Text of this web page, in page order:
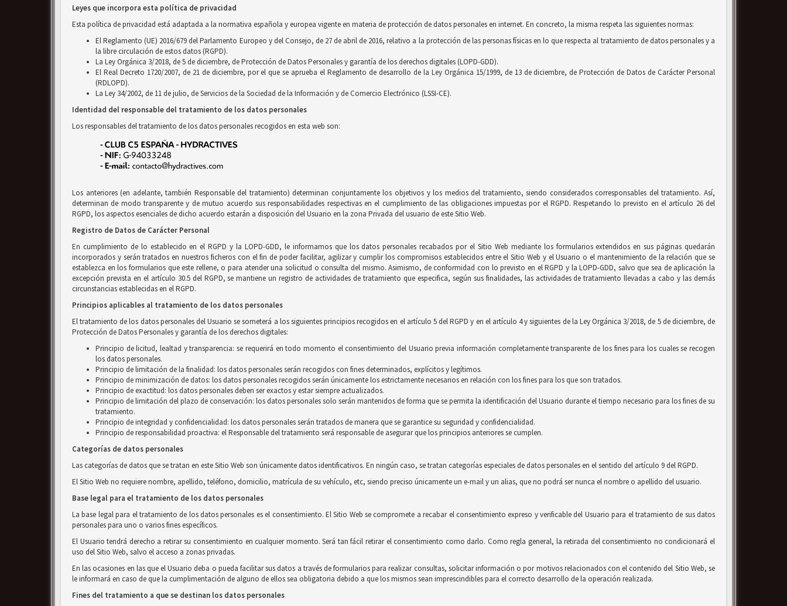
Leyes que incorpora esta política de privacidad
Esta política de privacidad está adaptada a la normativa española y europea vigente en materia de protección de datos personales en internet. En concreto, la misma respeta las siguientes normas:
El Reglamento (UE) 2016/679 del Parlamento Europeo y del Consejo, de 27 de abril de 2016, relativo a la protección de las personas físicas en lo que respecta al tratamiento de datos personales y a
la libre circulación de estos datos (RGPD).
La Ley Orgánica 3/2018, de 5 de diciembre, de Protección de Datos Personales y garantía de los derechos digitales (LOPD-GDD).
El Real Decreto 1720/2007, de 21 de diciembre, por el que se aprueba el Reglamento de desarrollo de la Ley Orgánica 15/1999, de 13 de diciembre, de Protección de Datos de Carácter Personal
(RDLOPD).
La Ley 34/2002, de 11 de julio, de Servicios de la Sociedad de la Información y de Comercio Electrónico (LSSI-CE).
Identidad del responsable del tratamiento de los datos personales
Los responsables del tratamiento de los datos personales recogidos en esta web son:
Los anteriores (en adelante, también Responsable del tratamiento) determinan conjuntamente los objetivos y los medios del tratamiento, siendo considerados corresponsables del tratamiento. Así,
determinan de modo transparente y de mutuo acuerdo sus responsabilidades respectivas en el cumplimiento de las obligaciones impuestas por el RGPD. Respetando lo previsto en el artículo 26 del
RGPD, los aspectos esenciales de dicho acuerdo estarán a disposición del Usuario en la zona Privada del usuario de este Sitio Web.
Registro de Datos de Carácter Personal
En cumplimiento de lo establecido en el RGPD y la LOPD-GDD, le informamos que los datos personales recabados por el Sitio Web mediante los formularios extendidos en sus páginas quedarán
incorporados y serán tratados en nuestros ficheros con el fin de poder facilitar, agilizar y cumplir los compromisos establecidos entre el Sitio Web y el Usuario o el mantenimiento de la relación que se
establezca en los formularios que este rellene, o para atender una solicitud o consulta del mismo. Asimismo, de conformidad con lo previsto en el RGPD y la LOPD-GDD, salvo que sea de aplicación la
excepción prevista en el artículo 30.5 del RGPD, se mantiene un registro de actividades de tratamiento que especifica, según sus finalidades, las actividades de tratamiento llevadas a cabo y las demás
circunstancias establecidas en el RGPD.
Principios aplicables al tratamiento de los datos personales
El tratamiento de los datos personales del Usuario se someterá a los siguientes principios recogidos en el artículo 5 del RGPD y en el artículo 4 y siguientes de la Ley Orgánica 3/2018, de 5 de diciembre, de
Protección de Datos Personales y garantía de los derechos digitales:
Principio de licitud, lealtad y transparencia: se requerirá en todo momento el consentimiento del Usuario previa información completamente transparente de los fines para los cuales se recogen
los datos personales.
Principio de limitación de la finalidad: los datos personales serán recogidos con fines determinados, explícitos y legítimos.
Principio de minimización de datos: los datos personales recogidos serán únicamente los estrictamente necesarios en relación con los fines para los que son tratados.
Principio de exactitud: los datos personales deben ser exactos y estar siempre actualizados.
Principio de limitación del plazo de conservación: los datos personales solo serán mantenidos de forma que se permita la identificación del Usuario durante el tiempo necesario para los fines de su
tratamiento.
Principio de integridad y confidencialidad: los datos personales serán tratados de manera que se garantice su seguridad y confidencialidad.
Principio de responsabilidad proactiva: el Responsable del tratamiento será responsable de asegurar que los principios anteriores se cumplen.
Categorías de datos personales
Las categorías de datos que se tratan en este Sitio Web son únicamente datos identificativos. En ningún caso, se tratan categorías especiales de datos personales en el sentido del artículo 9 del RGPD.
El Sitio Web no requiere nombre, apellido, teléfono, domicilio, matrícula de su vehículo, etc, siendo preciso únicamente un e-mail y un alias, que no podrá ser nunca el nombre o apellido del usuario.
Base legal para el tratamiento de los datos personales
La base legal para el tratamiento de los datos personales es el consentimiento. El Sitio Web se compromete a recabar el consentimiento expreso y verificable del Usuario para el tratamiento de sus datos
personales para uno o varios fines específicos.
El Usuario tendrá derecho a retirar su consentimiento en cualquier momento. Será tan fácil retirar el consentimiento como darlo. Como regla general, la retirada del consentimiento no condicionará el
uso del Sitio Web, salvo el acceso a zonas privadas.
En las ocasiones en las que el Usuario deba o pueda facilitar sus datos a través de formularios para realizar consultas, solicitar información o por motivos relacionados con el contenido del Sitio Web, se
le informará en caso de que la cumplimentación de alguno de ellos sea obligatoria debido a que los mismos sean imprescindibles para el correcto desarrollo de la operación realizada.
Fines del tratamiento a que se destinan los datos personales